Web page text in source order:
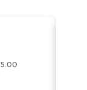
5.00